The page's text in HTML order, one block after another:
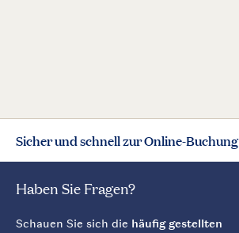
Sicher und schnell zur Online-Buchung
Haben Sie Fragen?
Schauen Sie sich die häufig gestellten